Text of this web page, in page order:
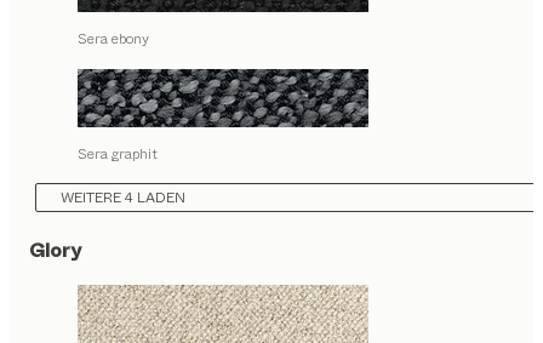
Sera ebony
Sera graphit
WEITERE 4 LADEN
Glory